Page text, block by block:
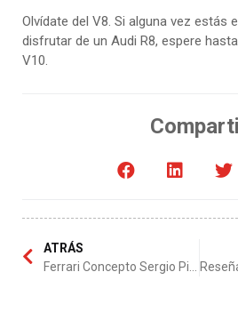
Olvídate del V8. Si alguna vez estás
disfrutar de un Audi R8, espere
V10.
ATRÁS